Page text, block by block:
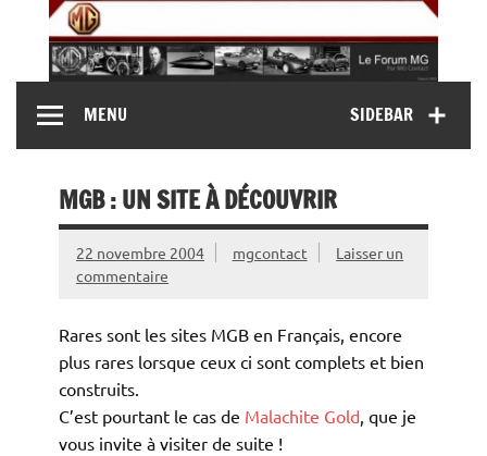
content
MG Contact
MG B, MG F, MG A, Midget…)SIDEBAR
MENU
MGB : UN SITE À DÉCOUVRIR
22 novembre 2004 mgcontact
Laisser un
commentaire
Rares sont les sites MGB en Français, encore
plus rares lorsque ceux ci sont complets et bien
construits.
C’est pourtant le cas de Malachite Gold, que je
vous invite à visiter de suite !